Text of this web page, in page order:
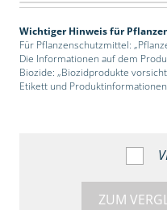
Wichtiger Hinweis für
Für Pflanzenschutzmittel:
Die Informationen auf dem
Biozide: „Biozidprodukte
Etikett und
ZUM